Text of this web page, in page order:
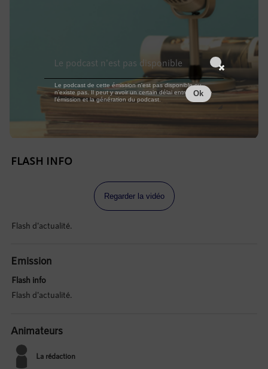
FLASH INFO
Regarder la vidéo
Flash d'actualité.
Emission
Flash info
Flash d'actualité.
Animateurs
La rédaction
Le podcast n'est pas disponible
Le podcast de cette émission n'est pas disponible ou
n'existe pas. Il peut y avoir un certain délai entre la fin de
l'émission et la génération du podcast.
Ok